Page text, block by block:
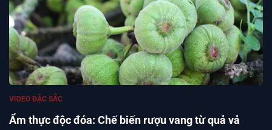
Ẩm thực độc đóa: Chế biến rượu vang từ quả vả
VIDEO ĐẶC SẮC